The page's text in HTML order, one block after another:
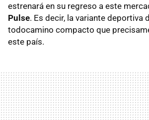
estrenará en su regreso a este
Pulse. Es decir, la variante deportiva
todocamino compacto que
este país.